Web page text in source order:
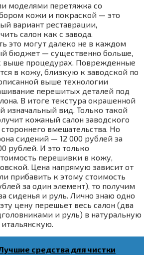
моделями перетяжка со
кожи и покраской — это
вариант реставрации,
салон как с завода.
это могут далеко не в каждом
бюджет — существенно больше,
выше процедурах. Поврежденные
в кожу, близкую к заводской по
выше технологии
перешитых деталей под
В итоге текстура окрашенной
изначальный вид. Только такой
кожаный салон заводского
вмешательства. Но
сидений — 12 000 рублей за
рублей. И это только
перешивки в кожу,
Цена напрямую зависит от
прибавить к этому стоимость
за один элемент), то получим
сиденья и руль. Лично знаю одно
цену перешьет весь салон (два
и руль) в натуральную
средства для чистки